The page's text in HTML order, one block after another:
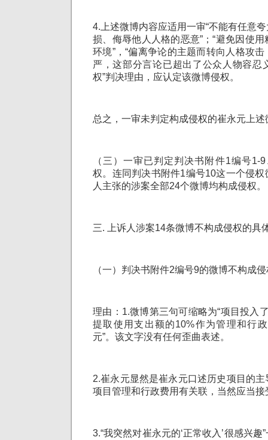
4.上述微博内容应适用一审“不能有任意
损、侮辱他人人格的恶意”；“避免因使
环境”，“偏离争论的主题而转向人格攻
严，这部分言论已超出了公众人物容忍
权”判决理由，应认定该微博侵权。
总之，一审未判定构成侵权的崔永元上
（三）一审已判定判决书附件1编号1-
权。连同判决书附件1编号10这一个侵
人主张的涉案全部24个微博均构成侵权。
三. 上诉人涉案14条微博不构成侵权的具
（一）判决书附件2编号9的微博不构成
理由：1.微博第三句可缩略为“项目投入
提取使用支出额的10%作为管理和行
元”。该文字没有任何歪曲表述。
2.崔永元显然是崔永元口述历史项目的
项目管理和行政费用有关联，当然应当
3.“我突然对崔永元的‘正常收入’很感兴